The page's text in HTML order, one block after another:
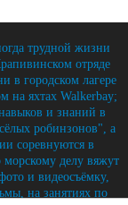
трудной жизни
отряде
в городском лагере
на яхтах Walkerbay;
и знаний в
робинзонов", а
соревнуются в
морскому делу вяжут
и видеосъёмку,
на занятиях по